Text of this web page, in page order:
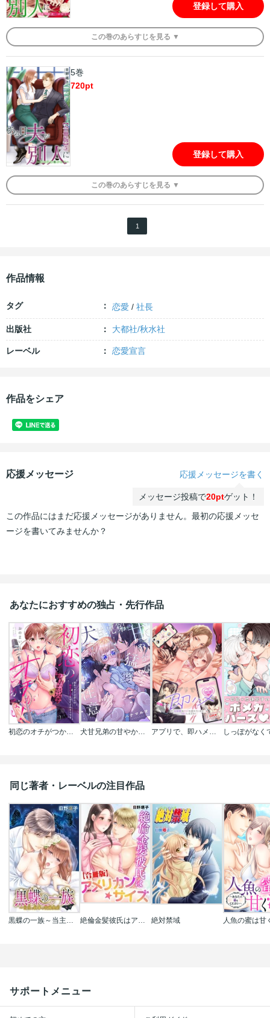
登録して購入
この巻のあらすじを 見る ▼
5巻
720pt
登録して購入
この巻のあらすじを 見る ▼
1
作品情報
タグ 恋愛 /社長
出版社 大都社/秋水社
レーベル 恋愛宣言
作品をシェア
応援メッセージ 応援メッセージを書く
メッセージ投稿で20ptゲット！
この作品にはまだ応援メッセージがありません。最初の応援メッセ
ージを書いてみませんか？
あなたにおすすめの独占・先行作品
初恋のオチがつかない！～売れっ子クズ芸人の執念えっちにほだされそうです 犬甘兄弟の甘やかな猛愛に注意。 アプリで、即ハメ～欲情度が800を超えていますSEXしますか？
同じ著者・レーベルの注目作品
黒蝶の一族～当主と執事の花嫁契約 絶倫金髪彼氏はアメリカン☆サイズ【合冊版】 絶対禁域
サポートメニュー